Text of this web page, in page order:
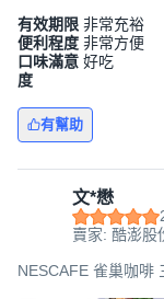
有效期限 非常充裕
便利程度 非常方便
口味滿意
度
好吃
有幫助
文*懋
賣家: 酷澎股
NESCAFE 雀巢咖啡